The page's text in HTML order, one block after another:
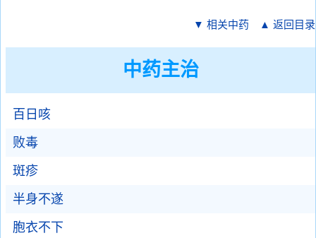
▼ 相关中药 ▲ 返回目录
中药主治
百日咳
败毒
斑疹
半身不遂
胞衣不下